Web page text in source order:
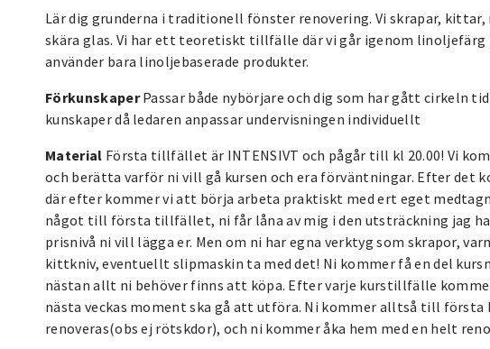
Lär dig grunderna i traditionell fönster renovering. Vi skrapar,
skära glas. Vi har ett teoretiskt tillfälle där vi går igenom linoljefärg
använder bara linoljebaserade produkter.
FörkunskaperPassar både nybörjare och dig som har gått cirkeln
kunskaper då ledaren anpassar undervisningen individuellt
Material Första tillfället är INTENSIVT och pågår till kl 20.00! Vi
och berätta varför ni vill gå kursen och era förväntningar. Efter det
där efter kommer vi att börja arbeta praktiskt med ert eget
något till första tillfället, ni får låna av mig i den utsträckning jag
prisnivå ni vill lägga er. Men om ni har egna verktyg som skrapor,
kittkniv, eventuellt slipmaskin ta med det! Ni kommer få en del
nästan allt ni behöver finns att köpa. Efter varje kurstillfälle
nästa veckas moment ska gå att utföra. Ni kommer alltså till
renoveras(obs ej rötskdor), och ni kommer åka hem med en helt